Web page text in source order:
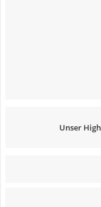
Unser